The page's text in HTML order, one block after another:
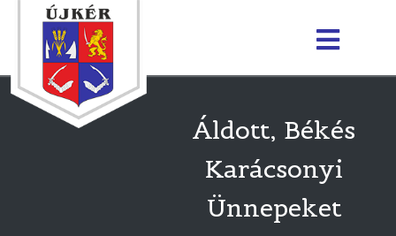
Áldott, Békés
Karácsonyi
Ünnepeket